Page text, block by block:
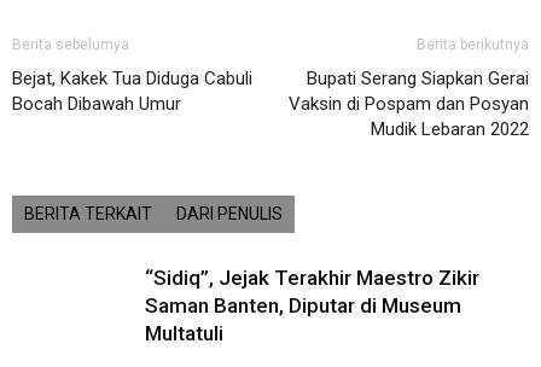
Berita sebelumya
Bejat, Kakek Tua Diduga Cabuli
Bocah Dibawah Umur
Berita berikutnya
Bupati Serang Siapkan Gerai
Vaksin di Pospam dan Posyan
Mudik Lebaran 2022
BERITA TERKAIT DARI PENULIS
“Sidiq”, Jejak Terakhir Maestro Zikir
Saman Banten, Diputar di Museum
Multatuli